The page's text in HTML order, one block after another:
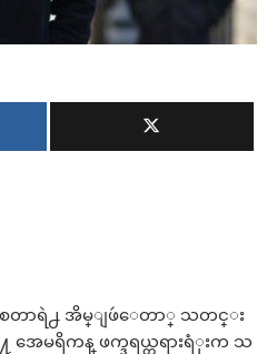
ကာ႔စတာရဲ႕ အိမ္ျဖဴေတာ္ သတင္း
အေမရိကန္ ဖက္ဒရယ္တရားရံုးက သ